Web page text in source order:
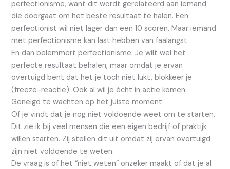
perfectionisme, want dit wordt gerelateerd aan iemand
die doorgaat om het beste resultaat te halen. Een
perfectionist wil niet lager dan een 10 scoren. Maar iemand
met perfectionisme kan last hebben van faalangst.
En dan belemmert perfectionisme. Je wilt wel het
perfecte resultaat behalen, maar omdat je ervan
overtuigd bent dat het je toch niet lukt, blokkeer je
(freeze-reactie). Ook al wil je écht in actie komen.
Geneigd te wachten op het juiste moment
Of je vindt dat je nog niet voldoende weet om te starten.
Dit zie ik bij veel mensen die een eigen bedrijf of praktijk
willen starten. Zij stellen dit uit omdat zij ervan overtuigd
zijn niet voldoende te weten.
De vraag is of het “niet weten” onzeker maakt of dat je al